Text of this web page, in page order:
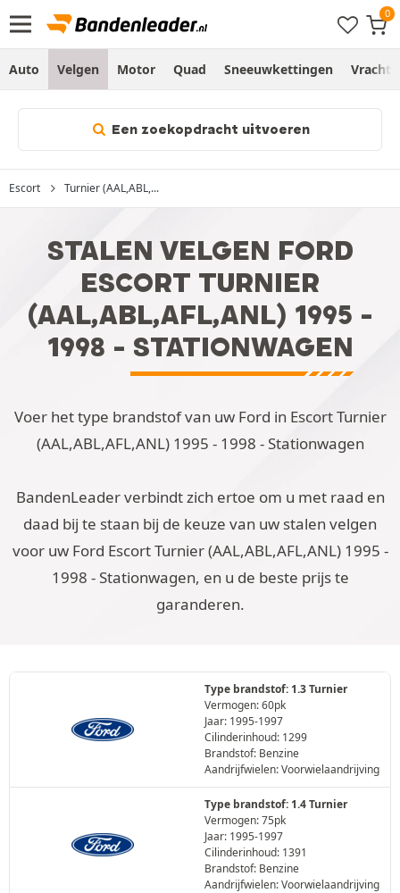
Auto Velgen Motor Quad Sneeuwkettingen
Een zoekopdracht uitvoeren
Escort Turnier (AAL,ABL,...
STALEN VELGEN FORD
ESCORT TURNIER
(AAL,ABL,AFL,ANL) 1995 -
1998 - STATIONWAGEN
Voer het type brandstof van uw Ford in Escort Turnier
(AAL,ABL,AFL,ANL) 1995 - 1998 - Stationwagen
BandenLeader verbindt zich ertoe om u met raad en
daad bij te staan bij de keuze van uw stalen velgen
voor uw Ford Escort Turnier (AAL,ABL,AFL,ANL) 1995 -
1998 - Stationwagen, en u de beste prijs te
garanderen.
Type brandstof: 1.3 Turnier
Vermogen: 60pk
Jaar: 1995-1997
Cilinderinhoud: 1299
Brandstof: Benzine
Aandrijfwielen: Voorwielaandrijving
Type brandstof: 1.4 Turnier
Vermogen: 75pk
Jaar: 1995-1997
Cilinderinhoud: 1391
Brandstof: Benzine
Aandrijfwielen: Voorwielaandrijving